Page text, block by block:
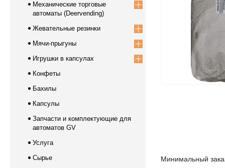
Минимальный
Механические торговые
автоматы (Deervending)
Жевательные резинки
Мячи-прыгуны
Игрушки в капсулах
Конфеты
Бахилы
Капсулы
Запчасти и комплектующие для
автоматов GV
Услуга
Сырье